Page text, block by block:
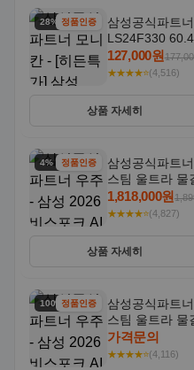
28% 할인정품인증
삼성공식파트
LS24F330
컴퓨터 모니터
127,000원
★★★★⭐(4,516)
상품 자세히
4% 할인정품인증
삼성공식파트
스팀 울트라 물
레이지 AAG
1,818,000원
★★★★⭐(4,827)
상품 자세히
100% 할인
정품인증
삼성공식파트
스팀 울트라 물
콜 AAH
가격문의
★★★★⭐(4,116)